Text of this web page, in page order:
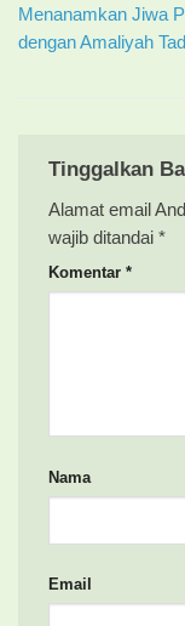
Menanamkan Jiwa
dengan Amaliyah
Tinggalkan
Alamat email
wajib ditandai *
Komentar *
Nama
Email